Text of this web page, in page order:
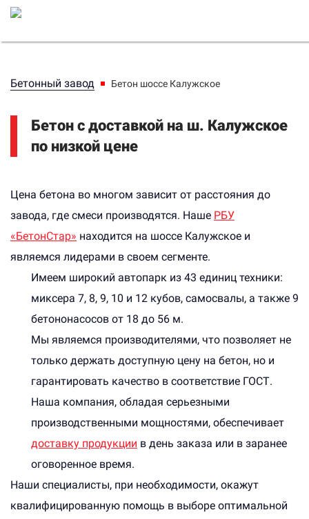
Бетонный завод Бетон шоссе Калужское
Бетон с доставкой на ш. Калужское
по низкой цене
Цена бетона во многом зависит от расстояния до
завода, где смеси производятся. Наше РБУ
«БетонСтар» находится на шоссе Калужское и
являемся лидерами в своем сегменте.
Имеем широкий автопарк из 43 единиц техники:
миксера 7, 8, 9, 10 и 12 кубов, самосвалы, а также 9
бетононасосов от 18 до 56 м.
Мы являемся производителями, что позволяет не
только держать доступную цену на бетон, но и
гарантировать качество в соответствие ГОСТ.
Наша компания, обладая серьезными
производственными мощностями, обеспечивает
доставку продукции в день заказа или в заранее
оговоренное время.
Наши специалисты, при необходимости, окажут
квалифицированную помощь в выборе оптимальной